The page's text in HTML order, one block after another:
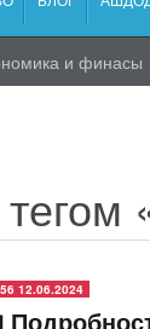
и финасы
12.06.2024